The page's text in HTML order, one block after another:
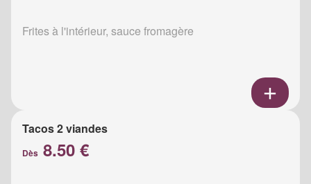
Frites à l'intérieur, sauce fromagère
Tacos 2 viandes
Dès 8.50 €